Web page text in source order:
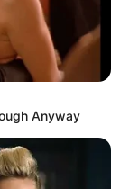
Anyway